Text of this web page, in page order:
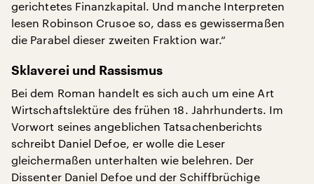
gerichtetes Finanzkapital. Und manche Interpreten
lesen Robinson Crusoe so, dass es gewissermaßen
die Parabel dieser zweiten Fraktion war.“
Sklaverei und Rassismus
Bei dem Roman handelt es sich auch um eine Art
Wirtschaftslektüre des frühen 18. Jahrhunderts. Im
Vorwort seines angeblichen Tatsachenberichts
schreibt Daniel Defoe, er wolle die Leser
gleichermaßen unterhalten wie belehren. Der
Dissenter Daniel Defoe und der Schiffbrüchige